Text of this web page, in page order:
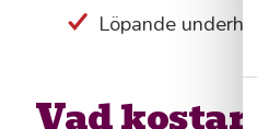
Löpande
Vad